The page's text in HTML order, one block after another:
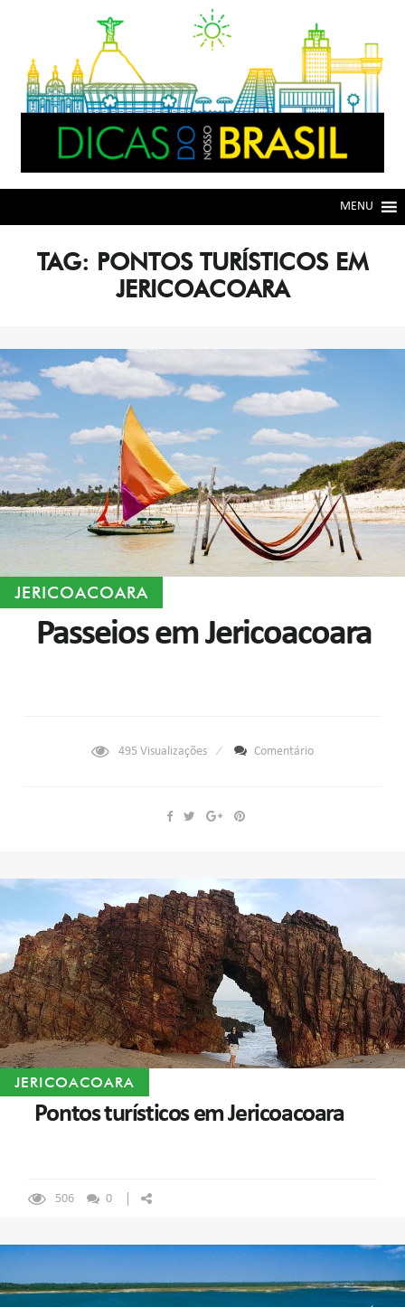
MENU
TAG: PONTOS TURÍSTICOS EM
JERICOACOARA
JERICOACOARA
Passeios em Jericoacoara
495Visualizações Comentário
JERICOACOARA
Pontos turísticos em Jericoacoara
506 0